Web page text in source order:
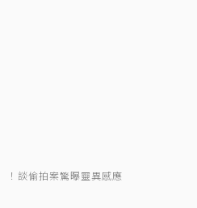
！談偷拍案驚曝靈異感應